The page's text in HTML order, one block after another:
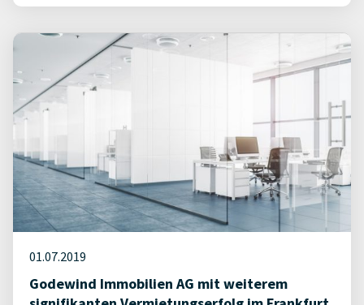
01.07.2019
Godewind Immobilien AG mit weiterem